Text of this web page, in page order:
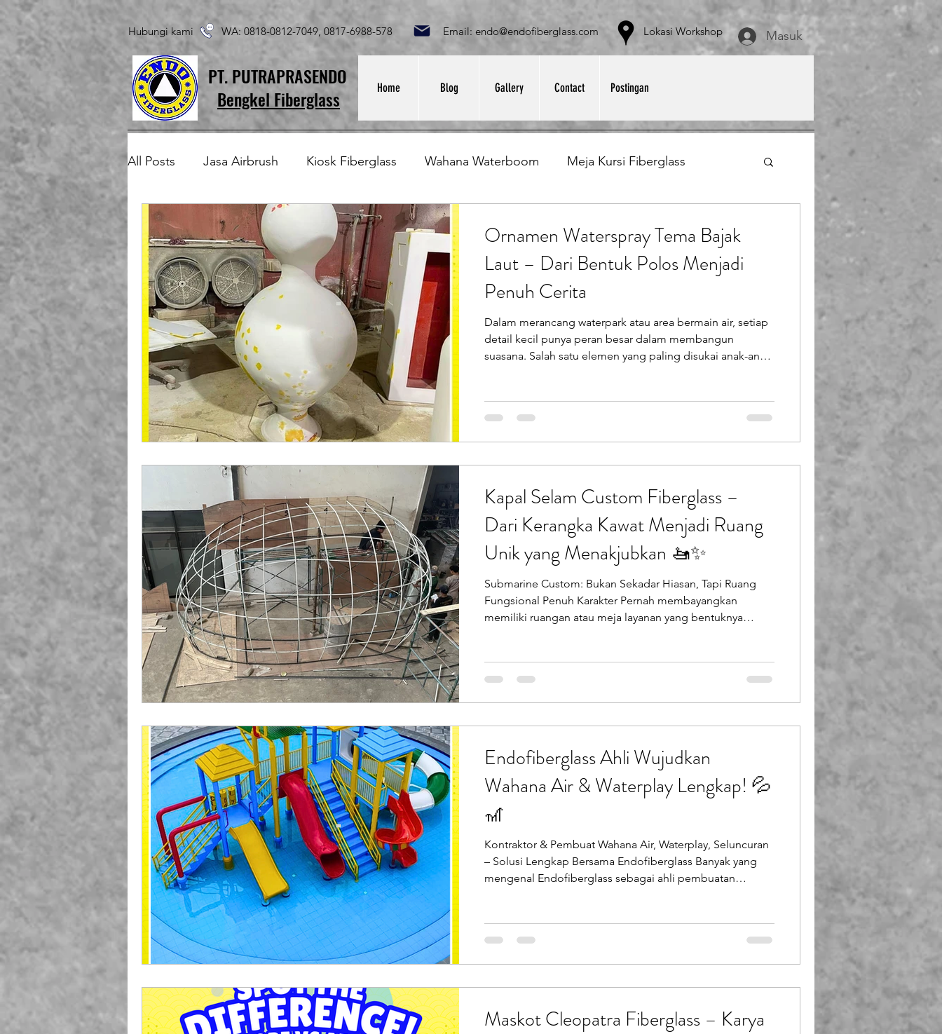
Hubungi kami WA: 0818-0812-7049, 0817-6988-578 Email: endo@endofiberglass.com Lokasi Workshop Masuk
Bengkel Fiberglass
PT. PUTRAPRASENDO Home Blog Gallery Contact Postingan
All Posts Jasa Airbrush Kiosk Fiberglass Wahana Waterboom Meja Kursi Fiberglass
Produk Fiberglass Custom Bak Fiberglass Sirkus Waterplay
Patung Fiberglass Tempat Sampah Fiberglass Lining Fiberglass Ilmu Fiberglass
Playground Fiberglass Toilet Portable Sepeda Air Box Motor Delivery Booth Fiberglass
Life Jacket Box Storage Fiberglass Tangki Panel Fiberglass
Ornamen Waterspray Tema Bajak
Laut – Dari Bentuk Polos Menjadi
Penuh Cerita
Dalam merancang waterpark atau area bermain air, setiap
detail kecil punya peran besar dalam membangun
suasana. Salah satu elemen yang paling disukai anak-anak
menghadirkan kreasi istimewa dengan tema Pirates (Bajak
Laut) yang lucu, ramah, dan penuh warna. Proses Painting
Ornamen Waterspray Pirates type 2 Apa yang awalnya
Kapal Selam Custom Fiberglass –
Dari Kerangka Kawat Menjadi Ruang
Unik yang Menakjubkan 🚤✨
Submarine Custom: Bukan Sekadar Hiasan, Tapi Ruang
Fungsional Penuh Karakter Pernah membayangkan
memiliki ruangan atau meja layanan yang bentuknya
Endofiberglass (PT Putra Prasendo Berkarya) mewujudkan
imajinasi itu menjadi kenyataan nyata. Proyek kapal selam
Endofiberglass Ahli Wujudkan
Wahana Air & Waterplay Lengkap! 💦
🎢
Kontraktor & Pembuat Wahana Air, Waterplay, Seluncuran
– Solusi Lengkap Bersama Endofiberglass Banyak yang
mengenal Endofiberglass sebagai ahli pembuatan
mitra terpercaya yang siap mewujudkan seluruh
kebutuhan wahana air dan taman bermain air mulai dari
desain, pembuatan, hingga pemasangan lengkap. Baik
Maskot Cleopatra Fiberglass – Karya